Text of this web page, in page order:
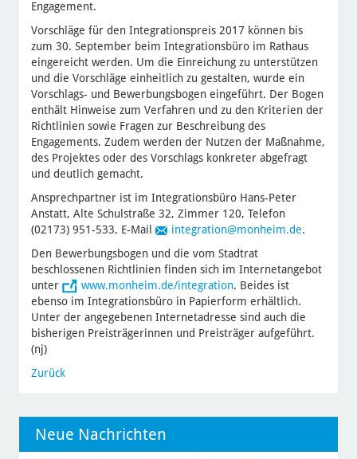
Engagement.
Vorschläge für den Integrationspreis 2017 können bis
zum 30. September beim Integrationsbüro im Rathaus
eingereicht werden. Um die Einreichung zu unterstützen
und die Vorschläge einheitlich zu gestalten, wurde ein
Vorschlags- und Bewerbungsbogen eingeführt. Der Bogen
enthält Hinweise zum Verfahren und zu den Kriterien der
Richtlinien sowie Fragen zur Beschreibung des
Engagements. Zudem werden der Nutzen der Maßnahme,
des Projektes oder des Vorschlags konkreter abgefragt
und deutlich gemacht.
Ansprechpartner ist im Integrationsbüro Hans-Peter
Anstatt, Alte Schulstraße 32, Zimmer 120, Telefon
(02173) 951-533, E-Mail
integration@monheim.de.
Den Bewerbungsbogen und die vom Stadtrat
beschlossenen Richtlinien finden sich im Internetangebot
unter
www.monheim.de/integration. Beides ist
ebenso im Integrationsbüro in Papierform erhältlich.
Unter der angegebenen Internetadresse sind auch die
bisherigen Preisträgerinnen und Preisträger aufgeführt.
(nj)
Zurück
Neue Nachrichten